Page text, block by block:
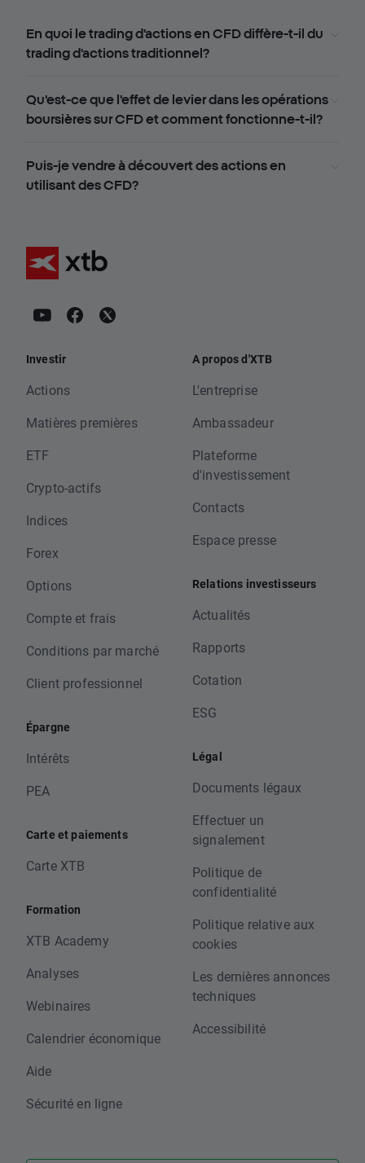
En quoi le trading d'actions en CFD diffère-t-il du
trading d'actions traditionnel?
Qu'est-ce que l'effet de levier dans les opérations
boursières sur CFD et comment fonctionne-t-il?
Puis-je vendre à découvert des actions en
utilisant des CFD?
Investir
Actions
Matières premières
ETF
Crypto-actifs
Indices
Forex
Options
Compte et frais
Conditions par marché
Client professionnel
Épargne
Intérêts
PEA
Carte et paiements
Carte XTB
Formation
XTB Academy
Analyses
Webinaires
Calendrier économique
Aide
Sécurité en ligne
A propos d'XTB
L'entreprise
Ambassadeur
Plateforme
d'investissement
Contacts
Espace presse
Relations investisseurs
Actualités
Rapports
Cotation
ESG
Légal
Documents légaux
Effectuer un
signalement
Politique de
confidentialité
Politique relative aux
cookies
Les dernières annonces
techniques
Accessibilité